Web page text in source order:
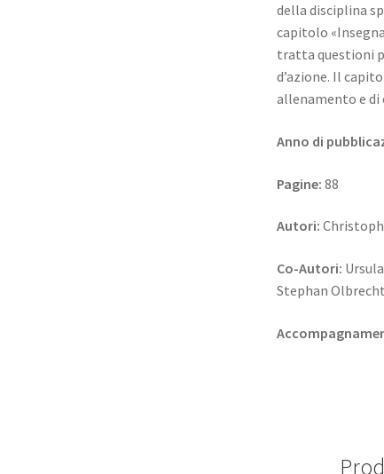
della disciplina
capitolo
tratta questioni
d’azione. Il
allenamento e di
Anno di
Pagine: 88
Autori:
Co-Autori:
Stephan